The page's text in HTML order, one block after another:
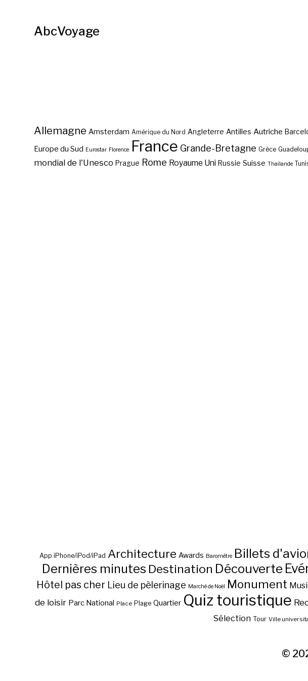
AbcVoyage
Allemagne Amsterdam Amérique du Nord Angleterre Antilles Autriche
Europe du Sud Eurostar Florence France Grande-Bretagne Grèce
mondial de l'Unesco Prague Rome Royaume Uni Russie Suisse Thaïlande
App iPhone/iPod/iPad Architecture Awards Baromètre Billets
Dernières minutes Destination Découverte
Hôtel pas cher Lieu de pèlerinage Marché de Noël Monument
de loisir Parc National Place Plage Quartier Quiz touristique
Sélection Tour Ville
©